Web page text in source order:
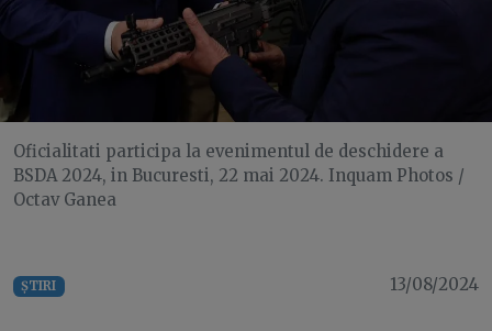
Oficialitati participa la evenimentul de deschidere a
BSDA 2024, in Bucuresti, 22 mai 2024. Inquam Photos /
Octav Ganea
ȘTIRI 13/08/2024